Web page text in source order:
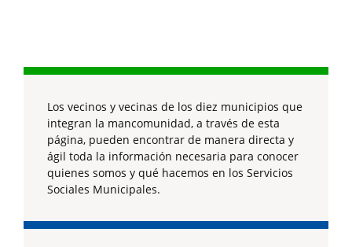
Los vecinos y vecinas de los diez municipios que
integran la mancomunidad, a través de esta
página, pueden encontrar de manera directa y
ágil toda la información necesaria para conocer
quienes somos y qué hacemos en los Servicios
Sociales Municipales.